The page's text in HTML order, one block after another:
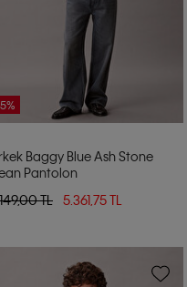
Baggy Blue Ash Stone
Pantolon
TL
5.361,75 TL